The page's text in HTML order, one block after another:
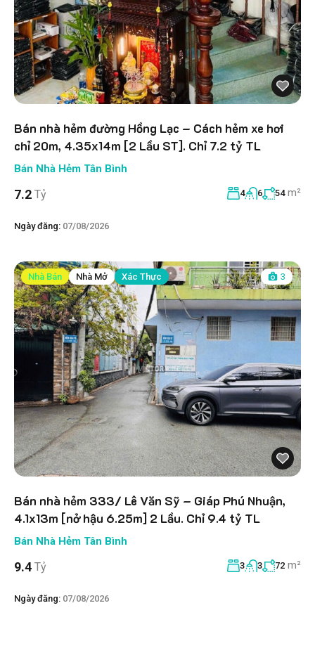
Bán nhà hẻm đường Hồng Lạc – Cách hẻm xe hơi
chỉ 20m, 4.35x14m [2 Lầu ST]. Chỉ 7.2 tỷ TL
Bán Nhà Hẻm Tân Bình
7.2 Tỷ 4 6 54 m²
Ngày đăng: 07/08/2026
Nhà Bán Nhà Mở Xác Thực 3
Bán nhà hẻm 333/ Lê Văn Sỹ – Giáp Phú Nhuận,
4.1x13m [nở hậu 6.25m] 2 Lầu. Chỉ 9.4 tỷ TL
Bán Nhà Hẻm Tân Bình
9.4 Tỷ 3 3 72 m²
Ngày đăng: 07/08/2026